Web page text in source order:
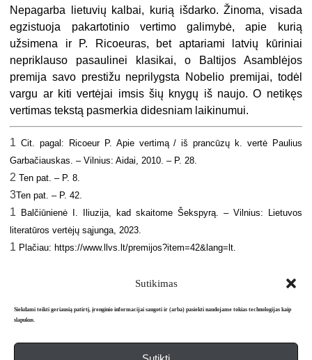
Sutikimas
Siekdami teikti geriausią patirtį, įrenginio informacijai saugoti ir (arba) pasiekti naudojame tokias technologijas kaip
slapukus.
Nepagarba lietuvių kalbai, kurią išdarko. Žinoma, visada
egzistuoja pakartotinio vertimo galimybė, apie kurią
užsimena ir P. Ricoeuras, bet aptariami latvių kūriniai
nepriklauso pasaulinei klasikai, o Baltijos Asamblėjos
premija savo prestižu neprilygsta Nobelio premijai, todėl
vargu ar kiti vertėjai imsis šių knygų iš naujo. O netikęs
vertimas tekstą pasmerkia didesniam laikinumui.
1 Cit. pagal: Ricoeur P. Apie vertimą / iš prancūzų k. vertė Paulius
Garbačiauskas. – Vilnius: Aidai, 2010. – P. 28.
2 Ten pat. – P.8.
3Ten pat. – P. 42.
1 Balčiūnienė I. Iliuzija, kad skaitome Šekspyrą. – Vilnius: Lietuvos
literatūros vertėjų sąjunga, 2023.
1 Plačiau: https://www.llvs.lt/premijos?item=42&lang=lt.